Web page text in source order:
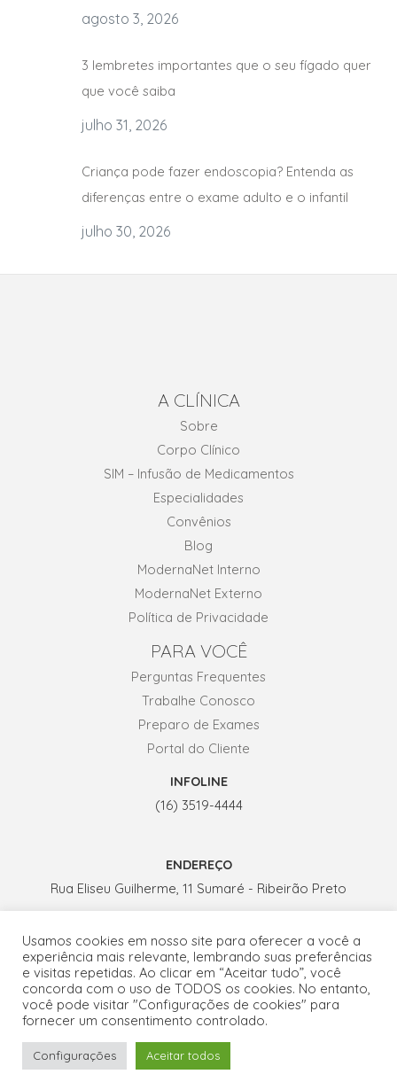
agosto 3, 2026
3 lembretes importantes que o seu fígado quer
que você saiba
julho 31, 2026
Criança pode fazer endoscopia? Entenda as
diferenças entre o exame adulto e o infantil
julho 30, 2026
A CLÍNICA
Sobre
Corpo Clínico
SIM – Infusão de Medicamentos
Especialidades
Convênios
Blog
ModernaNet Interno
ModernaNet Externo
Política de Privacidade
PARA VOCÊ
Perguntas Frequentes
Trabalhe Conosco
Preparo de Exames
Portal do Cliente
INFOLINE
(16) 3519-4444
ENDEREÇO
Rua Eliseu Guilherme, 11 Sumaré - Ribeirão Preto
HORÁRIO DE ATENDIMENTO
Seg. a Sex.: 07h - 19h
Sábados: 07h - 13h
Usamos cookies em nosso site para oferecer a você a
experiência mais relevante, lembrando suas preferências
e visitas repetidas. Ao clicar em “Aceitar tudo”, você
concorda com o uso de TODOS os cookies. No entanto,
você pode visitar "Configurações de cookies" para
fornecer um consentimento controlado.
Configurações Aceitar todos